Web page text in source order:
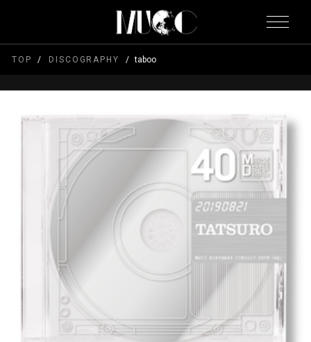
TOP DISCOGRAPHY taboo